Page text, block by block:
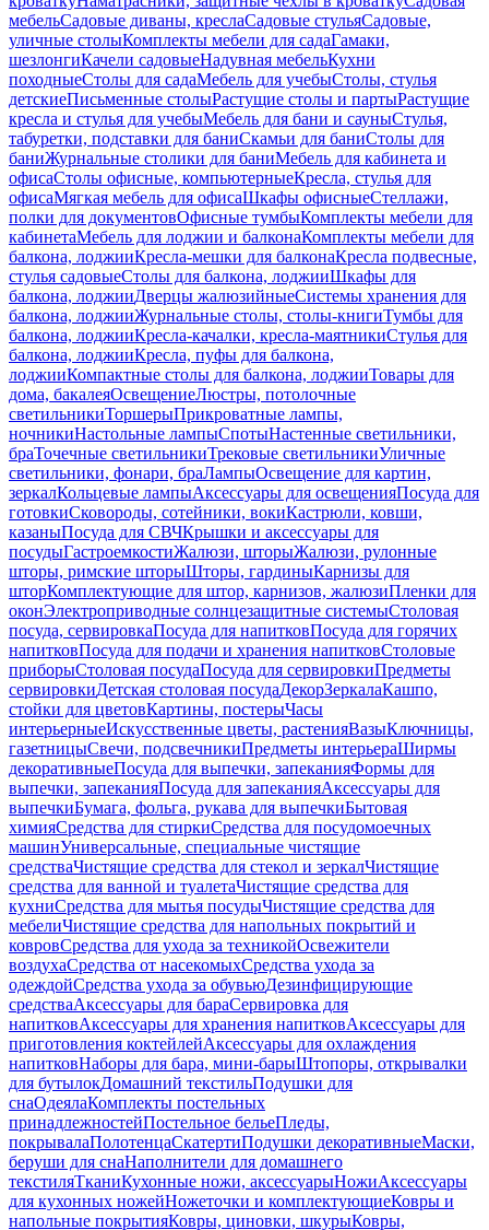
мебельСадовые диваны, креслаСадовые стульяСадовые,
уличные столыКомплекты мебели для садаГамаки,
шезлонгиКачели садовыеНадувная мебельКухни
походныеСтолы для садаМебель для учебыСтолы, стулья
детскиеПисьменные столыРастущие столы и партыРастущие
кресла и стулья для учебыМебель для бани и сауныСтулья,
табуретки, подставки для баниСкамьи для баниСтолы для
баниЖурнальные столики для баниМебель для кабинета и
офисаСтолы офисные, компьютерныеКресла, стулья для
офисаМягкая мебель для офисаШкафы офисныеСтеллажи,
полки для документовОфисные тумбыКомплекты мебели для
кабинетаМебель для лоджии и балконаКомплекты мебели для
балкона, лоджииКресла-мешки для балконаКресла подвесные,
стулья садовыеСтолы для балкона, лоджииШкафы для
балкона, лоджииДверцы жалюзийныеСистемы хранения для
балкона, лоджииЖурнальные столы, столы-книгиТумбы для
балкона, лоджииКресла-качалки, кресла-маятникиСтулья для
балкона, лоджииКресла, пуфы для балкона,
лоджииКомпактные столы для балкона, лоджииТовары для
дома, бакалеяОсвещениеЛюстры, потолочные
светильникиТоршерыПрикроватные лампы,
ночникиНастольные лампыСпотыНастенные светильники,
браТочечные светильникиТрековые светильникиУличные
светильники, фонари, браЛампыОсвещение для картин,
зеркалКольцевые лампыАксессуары для освещенияПосуда для
готовкиСковороды, сотейники, вокиКастрюли, ковши,
казаныПосуда для СВЧКрышки и аксессуары для
посудыГастроемкостиЖалюзи, шторыЖалюзи, рулонные
шторы, римские шторыШторы, гардиныКарнизы для
шторКомплектующие для штор, карнизов, жалюзиПленки для
оконЭлектроприводные солнцезащитные системыСтоловая
посуда, сервировкаПосуда для напитковПосуда для горячих
напитковПосуда для подачи и хранения напитковСтоловые
приборыСтоловая посудаПосуда для сервировкиПредметы
сервировкиДетская столовая посудаДекорЗеркалаКашпо,
стойки для цветовКартины, постерыЧасы
интерьерныеИскусственные цветы, растенияВазыКлючницы,
газетницыСвечи, подсвечникиПредметы интерьераШирмы
декоративныеПосуда для выпечки, запеканияФормы для
выпечки, запеканияПосуда для запеканияАксессуары для
выпечкиБумага, фольга, рукава для выпечкиБытовая
химияСредства для стиркиСредства для посудомоечных
машинУниверсальные, специальные чистящие
средстваЧистящие средства для стекол и зеркалЧистящие
средства для ванной и туалетаЧистящие средства для
кухниСредства для мытья посудыЧистящие средства для
мебелиЧистящие средства для напольных покрытий и
ковровСредства для ухода за техникойОсвежители
воздухаСредства от насекомыхСредства ухода за
одеждойСредства ухода за обувьюДезинфицирующие
средстваАксессуары для бараСервировка для
напитковАксессуары для хранения напитковАксессуары для
приготовления коктейлейАксессуары для охлаждения
напитковНаборы для бара, мини-барыШтопоры, открывалки
для бутылокДомашний текстильПодушки для
снаОдеялаКомплекты постельных
принадлежностейПостельное бельеПледы,
покрывалаПолотенцаСкатертиПодушки декоративныеМаски,
беруши для снаНаполнители для домашнего
текстиляТканиКухонные ножи, аксессуарыНожиАксессуары
для кухонных ножейНожеточки и комплектующиеКовры и
напольные покрытияКовры, циновки, шкурыКовры,